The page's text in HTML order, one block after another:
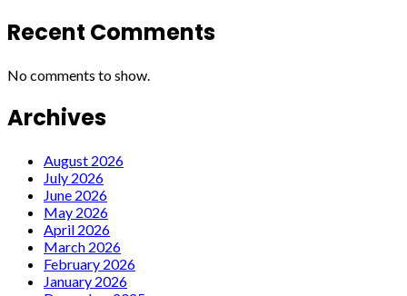
Recent Comments
No comments to show.
Archives
August 2026
July 2026
June 2026
May 2026
April 2026
March 2026
February 2026
January 2026